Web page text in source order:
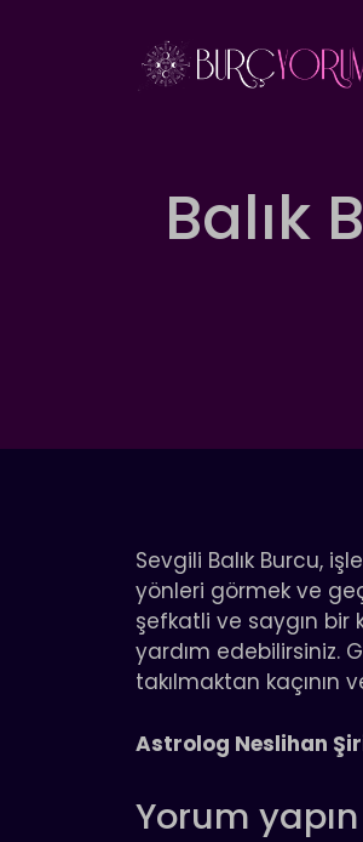
Balık
Sevgili Balık Burcu,
yönleri görmek ve
şefkatli ve saygın bir
yardım edebilirsiniz.
takılmaktan kaçının
Astrolog Neslihan
Yorum yapın